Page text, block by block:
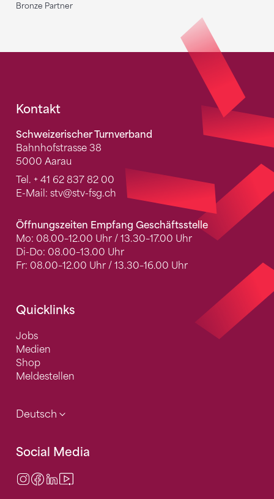
Bronze Partner
Fusszeile
Kontakt
Schweizerischer Turnverband
Bahnhofstrasse 38
5000 Aarau
Tel. + 41 62 837 82 00
E-Mail: stv@stv-fsg.ch
Öffnungszeiten Empfang Geschäftsstelle
Mo: 08.00–12.00 Uhr / 13.30–17.00 Uhr
Di-Do: 08.00–13.00 Uhr
Fr: 08.00–12.00 Uhr / 13.30–16.00 Uhr
Quicklinks
Jobs
Medien
Shop
Meldestellen
Deutsch
Social Media
Instagram
Facebook
LinkedIn